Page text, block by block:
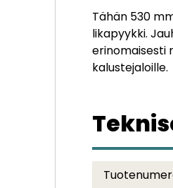
Tähän 530
likapyykki.
erinomaisesti
kalustejaloille.